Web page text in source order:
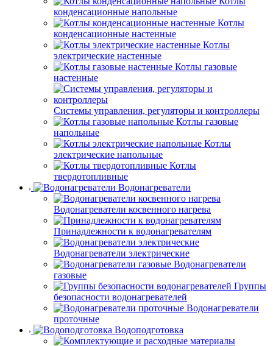
конденсационные напольные
Котлы
конденсационные настенные
Котлы
электрические настенные
Котлы газовые
настенные
Системы управления, регуляторы и контроллеры
Котлы газовые
напольные
Котлы
электрические напольные
Котлы
твердотопливные
Водонагреватели
Водонагреватели косвенного нагрева
Принадлежности к водонагревателям
Водонагреватели электрические
Водонагреватели
газовые
Группы
безопасности водонагревателей
Водонагреватели
проточные
Водоподготовка